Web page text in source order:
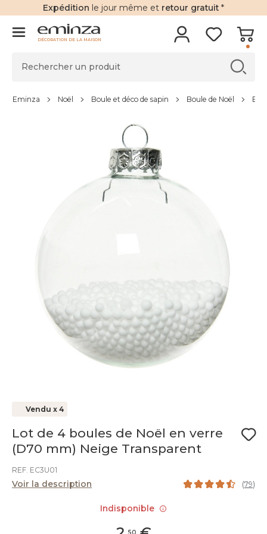
Expédition le jour même et retour gratuit *
DÉCORATION DE LA MAISON
Eminza Noël Boule et déco de sapin Boule de Noël
Vendu x 4
Lot de 4 boules de Noël en verre
(D70 mm) Neige Transparent
REF. EC3U01
Voir la description (79)